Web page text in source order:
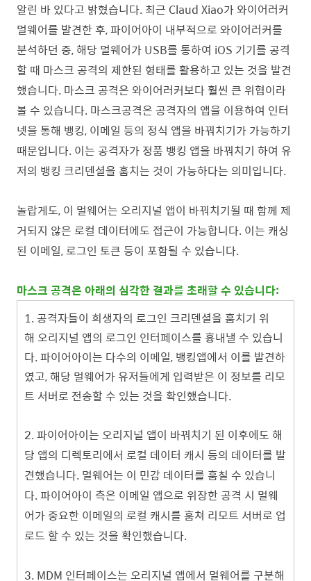
알린 바 있다고 밝혔습니다. 최근 Claud Xiao가 와이어러커
멀웨어를 발견한 후, 파이어아이 내부적으로 와이어러커를
분석하던 중, 해당 멀웨어가 USB를 통하여 iOS 기기를 공격
할 때 마스크 공격의 제한된 형태를 활용하고 있는 것을 발견
했습니다. 마스크 공격은 와이어러커보다 훨씬 큰 위협이라
볼 수 있습니다. 마스크공격은 공격자의 앱을 이용하여 인터
넷을 통해 뱅킹, 이메일 등의 정식 앱을 바꿔치기가 가능하기
때문입니다. 이는 공격자가 정품 뱅킹 앱을 바꿔치기 하여 유
저의 뱅킹 크리덴셜을 훔치는 것이 가능하다는 의미입니다.
놀랍게도, 이 멀웨어는 오리지널 앱이 바꿔치기될 때 함께 제
거되지 않은 로컬 데이터에도 접근이 가능합니다. 이는 캐싱
된 이메일, 로그인 토큰 등이 포함될 수 있습니다.
마스크 공격은 아래의 심각한 결과를 초래할 수 있습니다:
1.공격자들이 희생자의 로그인 크리덴셜을 훔치기 위
해 오리지널 앱의 로그인 인터페이스를 흉내낼 수 있습니
다. 파이어아이는 다수의 이메일, 뱅킹앱에서 이를 발견하
였고, 해당 멀웨어가 유저들에게 입력받은 이 정보를 리모
트 서버로 전송할 수 있는 것을 확인했습니다.
2. 파이어아이는 오리지널 앱이 바꿔치기 된 이후에도 해
당 앱의 디렉토리에서 로컬 데이터 캐시 등의 데이터를 발
견했습니다. 멀웨어는 이 민감 데이터를 훔칠 수 있습니
다. 파이어아이 측은 이메일 앱으로 위장한 공격 시 멀웨
어가 중요한 이메일의 로컬 캐시를 훔쳐 리모트 서버로 업
로드 할 수 있는 것을 확인했습니다.
3. MDM 인터페이스는 오리지널 앱에서 멀웨어를 구분해